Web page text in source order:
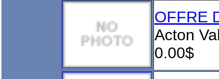
OFFRE
Acton
0.00$